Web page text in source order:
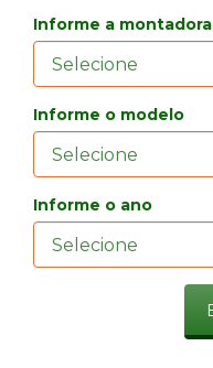
Informe a montadora
Informe o modelo
Informe o ano